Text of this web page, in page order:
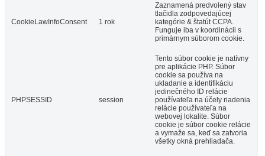
CookieLawInfoConsent 1 rok
Zaznamená predvolený stav
tlačidla zodpovedajúcej
kategórie & štatút CCPA.
Funguje iba v koordinácii s
primárnym súborom cookie.
PHPSESSID session
Tento súbor cookie je natívny
pre aplikácie PHP. Súbor
cookie sa používa na
ukladanie a identifikáciu
jedinečného ID relácie
používateľa na účely riadenia
relácie používateľa na
webovej lokalite. Súbor
cookie je súbor cookie relácie
a vymaže sa, keď sa zatvoria
všetky okná prehliadača.